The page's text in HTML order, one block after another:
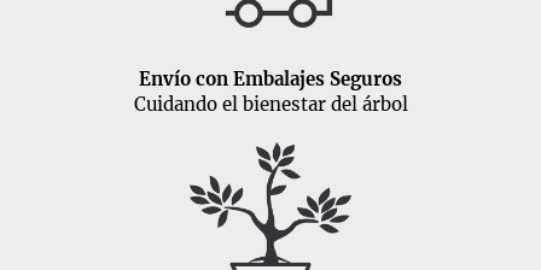
Envío con Embalajes Seguros
Cuidando el bienestar del árbol